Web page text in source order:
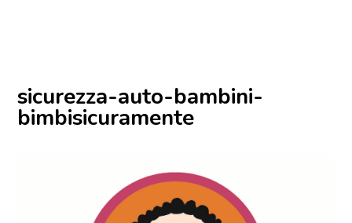
sicurezza-auto-bambini-
bimbisicuramente